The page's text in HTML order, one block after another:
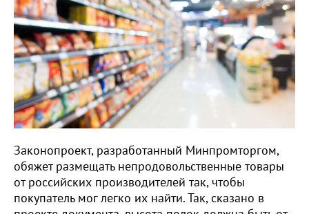
Законопроект, разработанный Минпромторгом,
обяжет размещать непродовольственные товары
от российских производителей так, чтобы
покупатель мог легко их найти. Так, сказано в